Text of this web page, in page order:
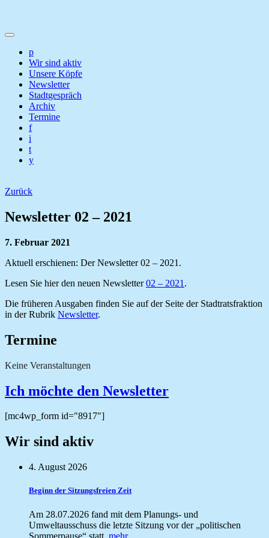
p
Wir sind aktiv
Unsere Köpfe
Newsletter
Stadtgespräch
Archiv
Termine
f
i
t
y
Zurück
Newsletter 02 – 2021
7. Februar 2021
Aktuell erschienen: Der Newsletter 02 – 2021.
Lesen Sie hier den neuen Newsletter02 – 2021 .
Die früheren Ausgaben finden Sie auf der Seite der Stadtratsfraktion
in der Rubrik Newsletter.
Termine
Keine Veranstaltungen
Ich möchte den Newsletter
[mc4wp_form id="8917"]
Wir sind aktiv
4. August 2026
Beginn der Sitzungsfreien Zeit
Am 28.07.2026 fand mit dem Planungs- und
Umweltausschuss die letzte Sitzung vor der „politischen
Sommerpause“ statt. mehr